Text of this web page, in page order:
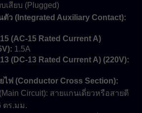
เสียบ (Plugged)
ว (Integrated Auxiliary Contact):
(AC-15 Rated Current A)
1.5A
(DC-13 Rated Current A) (220V):
ฟ (Conductor Cross Section):
Circuit): สายแกนเดี่ยวหรือสายตี
ตร.มม.